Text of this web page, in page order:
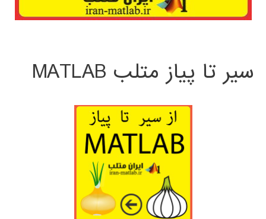
سیر تا پیاز متلب MATLAB